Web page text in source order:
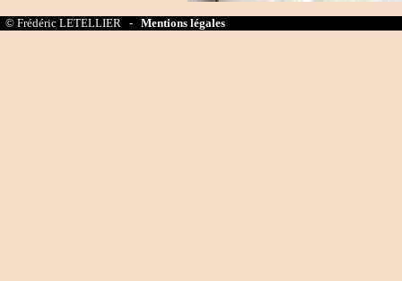
© Frédéric LETELLIER - Mentions légales